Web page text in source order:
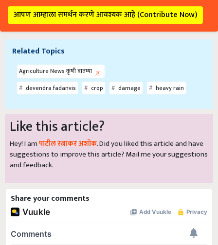
आपण आम्हाला समर्थन करणे आवश्यक आहे (Contribute Now)
Related Topics
Agriculture News कृषी बातम्या
devendra fadanvis
crop damage heavy rain
Like this article?
Hey! I amपाटील रत्नाकर अशोक. Did you liked this article and have
suggestions to improve this article?Mailme your suggestions
and feedback.
Share your comments